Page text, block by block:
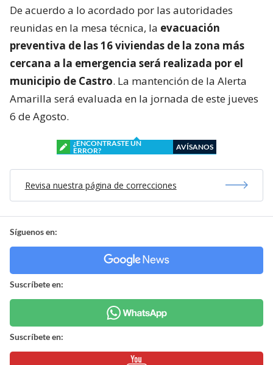
De acuerdo a lo acordado por las autoridades
reunidas en la mesa técnica, la evacuación
preventiva de las 16 viviendas de la zona más
cercana a la emergencia será realizada por el
municipio de Castro. La mantención de la Alerta
Amarilla será evaluada en la jornada de este jueves
6 de Agosto.
¿ENCONTRASTE UN
ERROR?
AVÍSANOS
Revisa nuestra página de correcciones
Síguenos en:
Suscríbete en:
Suscríbete en: